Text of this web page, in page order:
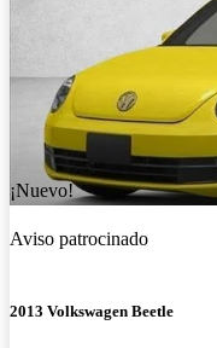
¡Nuevo!
Aviso patrocinado
2013 Volkswagen Beetle